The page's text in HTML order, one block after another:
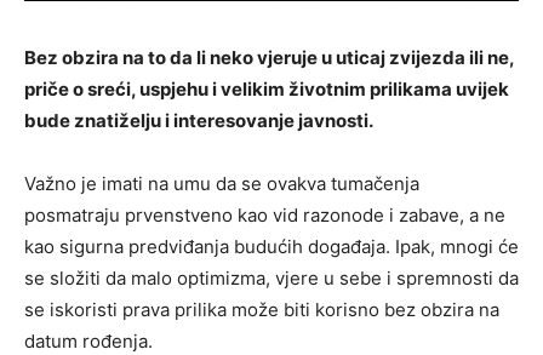
Bez obzira na to da li neko vjeruje u uticaj zvijezda ili ne,
priče o sreći, uspjehu i velikim životnim prilikama uvijek
bude znatiželju i interesovanje javnosti.
Važno je imati na umu da se ovakva tumačenja
posmatraju prvenstveno kao vid razonode i zabave, a ne
kao sigurna predviđanja budućih događaja. Ipak, mnogi će
se složiti da malo optimizma, vjere u sebe i spremnosti da
se iskoristi prava prilika može biti korisno bez obzira na
datum rođenja.